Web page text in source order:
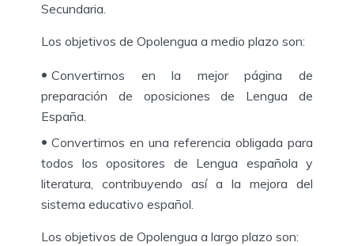
Secundaria.
Los objetivos de Opolengua a medio plazo son:
Convertirnos en la mejor página de
preparación de oposiciones de Lengua de
España.
Convertirnos en una referencia obligada para
todos los opositores de Lengua española y
literatura, contribuyendo así a la mejora del
sistema educativo español.
Los objetivos de Opolengua a largo plazo son: